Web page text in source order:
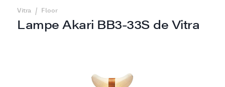
Lampe Akari BB3-33S de Vitra
Vitra / Floor